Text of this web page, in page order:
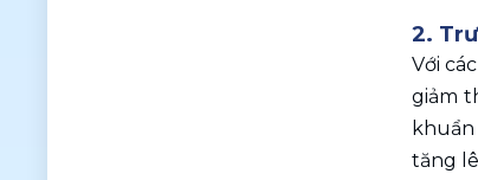
2.
Với
giảm
tăng